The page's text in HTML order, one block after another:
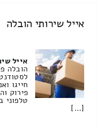
אייל שירותי הובלה
אייל
הובלה
חייגו
פירוק
טלפוני
[…]